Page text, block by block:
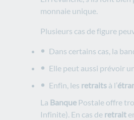
monnaie unique.
Plusieurs cas de figure
Dans certains cas, la
Elle peut aussi prévoir
Enfin, les retraits à l’
La Banque Postale offre
Infinite). En cas de retrait